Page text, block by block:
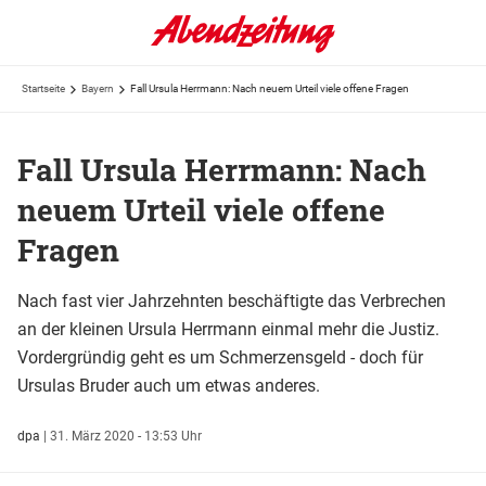
Startseite Bayern Fall Ursula Herrmann: Nach neuem Urteil viele offene Fragen
Fall Ursula Herrmann: Nach
neuem Urteil viele offene
Fragen
Nach fast vier Jahrzehnten beschäftigte das Verbrechen
an der kleinen Ursula Herrmann einmal mehr die Justiz.
Vordergründig geht es um Schmerzensgeld - doch für
Ursulas Bruder auch um etwas anderes.
dpa | 31. März 2020 - 13:53 Uhr